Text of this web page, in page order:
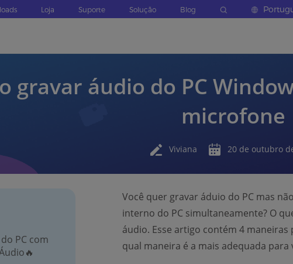
Loja Suporte Solução Blog
gravar áudio do PC
microfone
Viviana 20 de outubro
PC com
Você quer gravar áduio do PC mas
interno do PC simultaneamente? O
áudio. Esse artigo contém 4 maneiras
qual maneira é a mais adequada para